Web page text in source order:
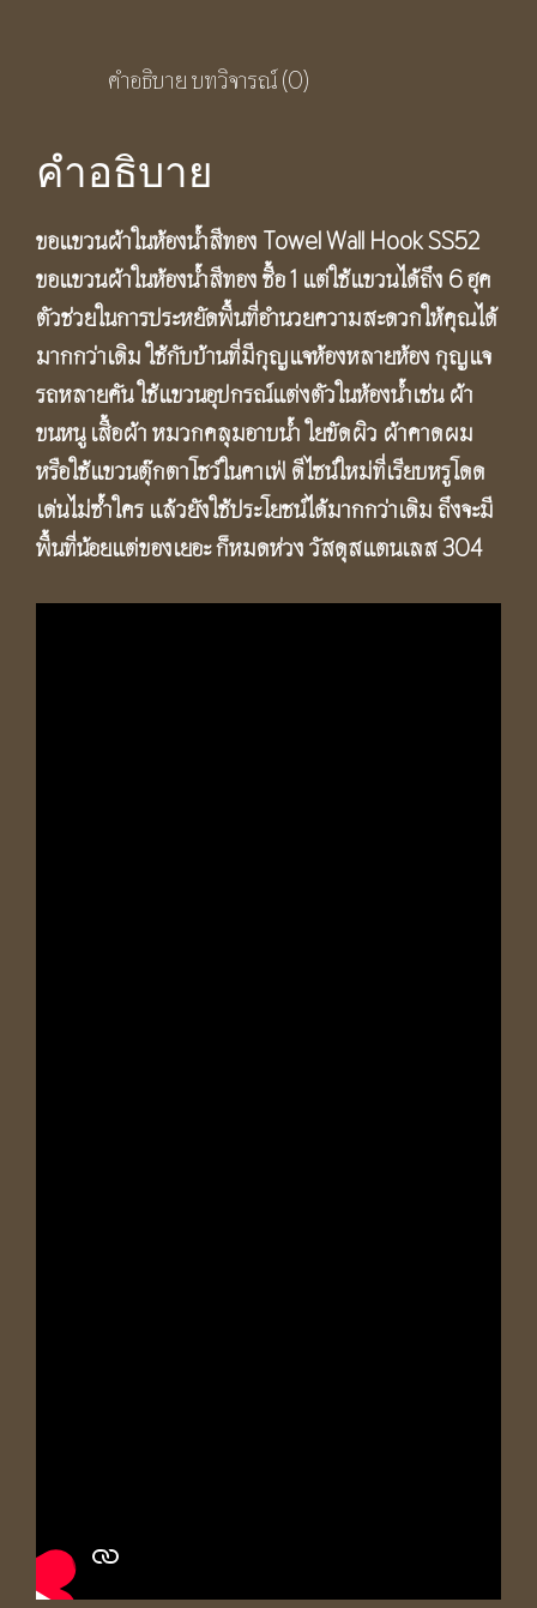
คำอธิบายบทวิจารณ์ (0)
คำอธิบาย
ขอแขวนผ้าในห้องน้ำสีทอง Towel Wall Hook SS52
ขอแขวนผ้าในห้องน้ำสีทอง ซื้อ 1 แต่ใช้แขวนได้ถึง 6 ฮุค
ตัวช่วยในการประหยัดพื้นที่อำนวยความสะดวกให้คุณได้
มากกว่าเดิม ใช้กับบ้านที่มีกุญแจห้องหลายห้อง กุญแจ
รถหลายคัน ใช้แขวนอุปกรณ์แต่งตัวในห้องน้ำเช่น ผ้า
ขนหนู เสื้อผ้า หมวกคลุมอาบน้ำ ใยขัดผิว ผ้าคาดผม
หรือใช้แขวนตุ๊กตาโชว์ในคาเฟ่ ดีไซน์ใหม่ที่เรียบหรูโดด
เด่นไม่ซ้ำใคร แล้วยังใช้ประโยชน์ได้มากกว่าเดิม ถึงจะมี
พื้นที่น้อยแต่ของเยอะ ก็หมดห่วง วัสดุสแตนเลส 304